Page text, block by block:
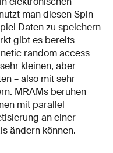
man diesen Spin
Daten zu speichern
gibt es bereits
random access
kleinen, aber
– also mit sehr
MRAMs beruhen
mit parallel
an einer
ändern können.